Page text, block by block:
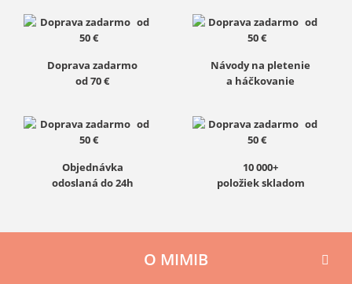
Doprava zadarmo
od 70 €
Návody na pletenie
a háčkovanie
Objednávka
odoslaná do 24h
10 000+
položiek skladom
O MIMIB 